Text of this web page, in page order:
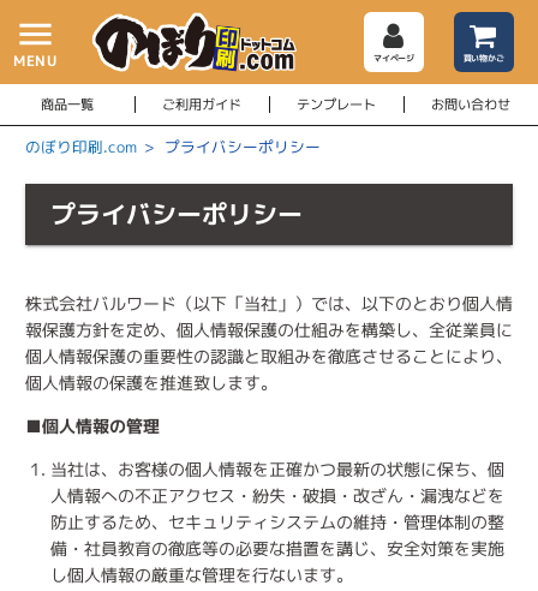
menu
MENU マイページ 買い物かご
商品一覧 ご利用ガイド テンプレート お問い合わせ
のぼり印刷.com > プライバシーポリシー
プライバシーポリシー
株式会社バルワード（以下「当社」）では、以下のとおり個人情
報保護方針を定め、個人情報保護の仕組みを構築し、全従業員に
個人情報保護の重要性の認識と取組みを徹底させることにより、
個人情報の保護を推進致します。
■個人情報の管理
当社は、お客様の個人情報を正確かつ最新の状態に保ち、個
人情報への不正アクセス・紛失・破損・改ざん・漏洩などを
防止するため、セキュリティシステムの維持・管理体制の整
備・社員教育の徹底等の必要な措置を講じ、安全対策を実施
し個人情報の厳重な管理を行ないます。